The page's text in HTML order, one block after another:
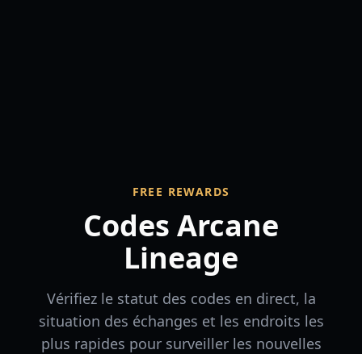
FREE REWARDS
Codes Arcane
Lineage
Vérifiez le statut des codes en direct, la
situation des échanges et les endroits les
plus rapides pour surveiller les nouvelles